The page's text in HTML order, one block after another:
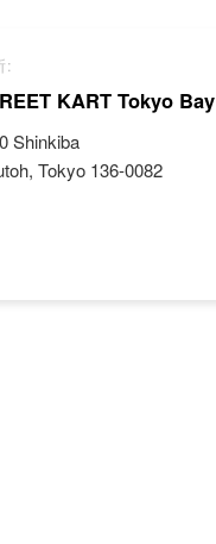
:
KART Tokyo Bay
Shinkiba
Tokyo 136-0082